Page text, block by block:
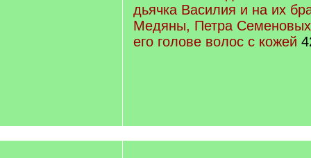
дьячка Василия и на их
Медяны, Петра Семеновых
его голове волос с кожей